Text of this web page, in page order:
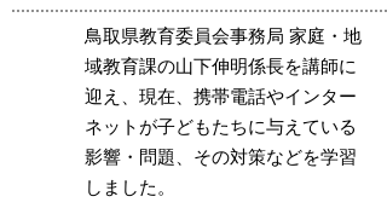
鳥取県教育委員会事務局 家庭・地
域教育課の山下伸明係長を講師に
迎え、現在、携帯電話やインター
ネットが子どもたちに与えている
影響・問題、その対策などを学習
しました。